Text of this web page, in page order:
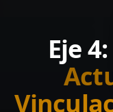
Eje 4: